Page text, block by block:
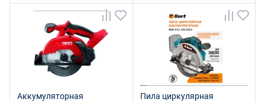
Аккумуляторная
Пила циркулярная